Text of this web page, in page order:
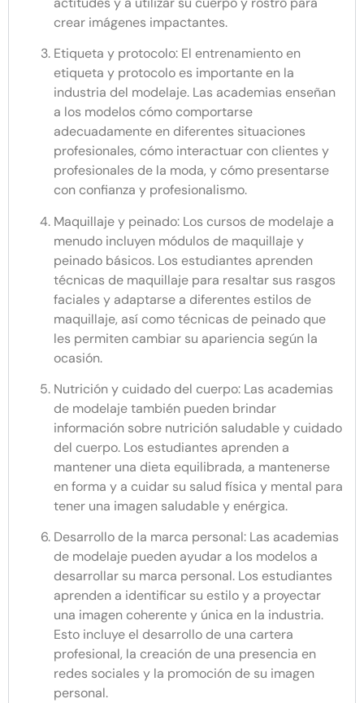
crear imágenes impactantes.
Etiqueta y protocolo: El entrenamiento en
etiqueta y protocolo es importante en la
industria del modelaje. Las academias enseñan
a los modelos cómo comportarse
adecuadamente en diferentes situaciones
profesionales, cómo interactuar con clientes y
profesionales de la moda, y cómo presentarse
con confianza y profesionalismo.
Maquillaje y peinado: Los cursos de modelaje a
menudo incluyen módulos de maquillaje y
peinado básicos. Los estudiantes aprenden
técnicas de maquillaje para resaltar sus rasgos
faciales y adaptarse a diferentes estilos de
maquillaje, así como técnicas de peinado que
les permiten cambiar su apariencia según la
ocasión.
Nutrición y cuidado del cuerpo: Las academias
de modelaje también pueden brindar
información sobre nutrición saludable y cuidado
del cuerpo. Los estudiantes aprenden a
mantener una dieta equilibrada, a mantenerse
en forma y a cuidar su salud física y mental para
tener una imagen saludable y enérgica.
Desarrollo de la marca personal: Las academias
de modelaje pueden ayudar a los modelos a
desarrollar su marca personal. Los estudiantes
aprenden a identificar su estilo y a proyectar
una imagen coherente y única en la industria.
Esto incluye el desarrollo de una cartera
profesional, la creación de una presencia en
redes sociales y la promoción de su imagen
personal.